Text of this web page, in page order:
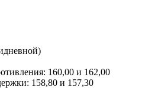
160,00 и 162,00
158,80 и 157,30